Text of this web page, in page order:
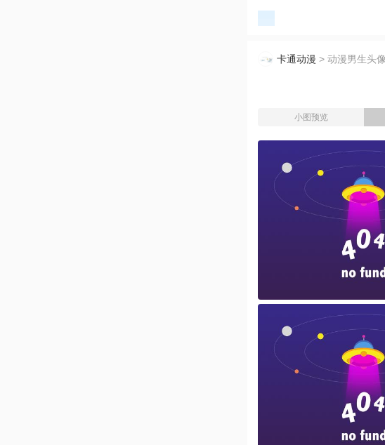
卡通动漫 > 动漫男生头像
小图预览